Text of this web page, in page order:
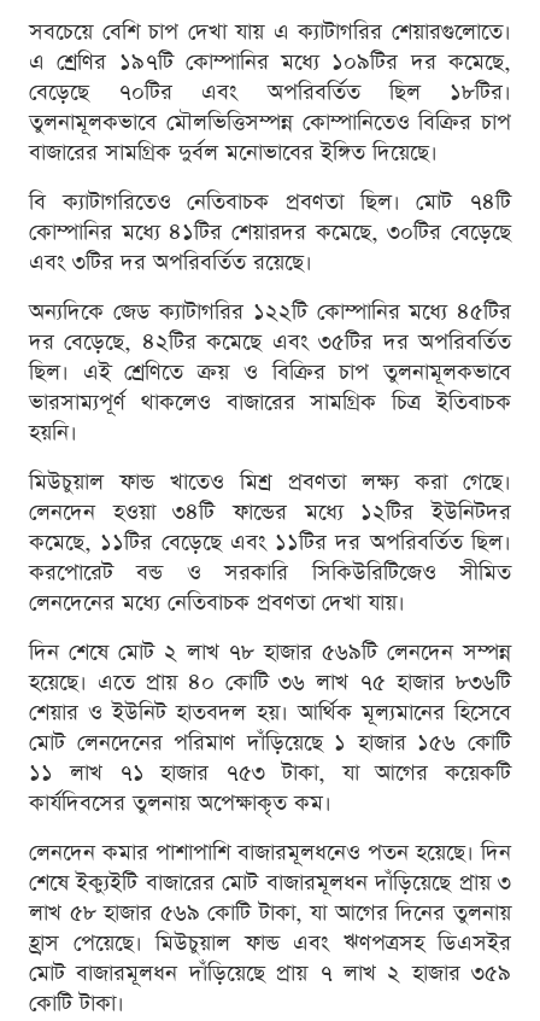
সবচেয়ে বেশি চাপ দেখা যায় এ ক্যাটাগরির শেয়ারগুলোতে।
এ শ্রেণির ১৯৭টি কোম্পানির মধ্যে ১০৯টির দর কমেছে,
বেড়েছে ৭০টির এবং অপরিবর্তিত ছিল ১৮টির।
তুলনামূলকভাবে মৌলভিত্তিসম্পন্ন কোম্পানিতেও বিক্রির চাপ
বাজারের সামগ্রিক দুর্বল মনোভাবের ইঙ্গিত দিয়েছে।
বি ক্যাটাগরিতেও নেতিবাচক প্রবণতা ছিল। মোট ৭৪টি
কোম্পানির মধ্যে ৪১টির শেয়ারদর কমেছে, ৩০টির বেড়েছে
এবং ৩টির দর অপরিবর্তিত রয়েছে।
অন্যদিকে জেড ক্যাটাগরির ১২২টি কোম্পানির মধ্যে ৪৫টির
দর বেড়েছে, ৪২টির কমেছে এবং ৩৫টির দর অপরিবর্তিত
ছিল। এই শ্রেণিতে ক্রয় ও বিক্রির চাপ তুলনামূলকভাবে
ভারসাম্যপূর্ণ থাকলেও বাজারের সামগ্রিক চিত্র ইতিবাচক
হয়নি।
মিউচুয়াল ফান্ড খাতেও মিশ্র প্রবণতা লক্ষ্য করা গেছে।
লেনদেন হওয়া ৩৪টি ফান্ডের মধ্যে ১২টির ইউনিটদর
কমেছে, ১১টির বেড়েছে এবং ১১টির দর অপরিবর্তিত ছিল।
করপোরেট বন্ড ও সরকারি সিকিউরিটিজেও সীমিত
লেনদেনের মধ্যে নেতিবাচক প্রবণতা দেখা যায়।
দিন শেষে মোট ২ লাখ ৭৮ হাজার ৫৬৯টি লেনদেন সম্পন্ন
হয়েছে। এতে প্রায় ৪০ কোটি ৩৬ লাখ ৭৫ হাজার ৮৩৬টি
শেয়ার ও ইউনিট হাতবদল হয়। আর্থিক মূল্যমানের হিসেবে
মোট লেনদেনের পরিমাণ দাঁড়িয়েছে ১ হাজার ১৫৬ কোটি
১১ লাখ ৭১ হাজার ৭৫৩ টাকা, যা আগের কয়েকটি
কার্যদিবসের তুলনায় অপেক্ষাকৃত কম।
লেনদেন কমার পাশাপাশি বাজারমূলধনেও পতন হয়েছে। দিন
শেষে ইক্যুইটি বাজারের মোট বাজারমূলধন দাঁড়িয়েছে প্রায় ৩
লাখ ৫৮ হাজার ৫৬৯ কোটি টাকা, যা আগের দিনের তুলনায়
হ্রাস পেয়েছে। মিউচুয়াল ফান্ড এবং ঋণপত্রসহ ডিএসইর
মোট বাজারমূলধন দাঁড়িয়েছে প্রায় ৭ লাখ ২ হাজার ৩৫৯
কোটি টাকা।